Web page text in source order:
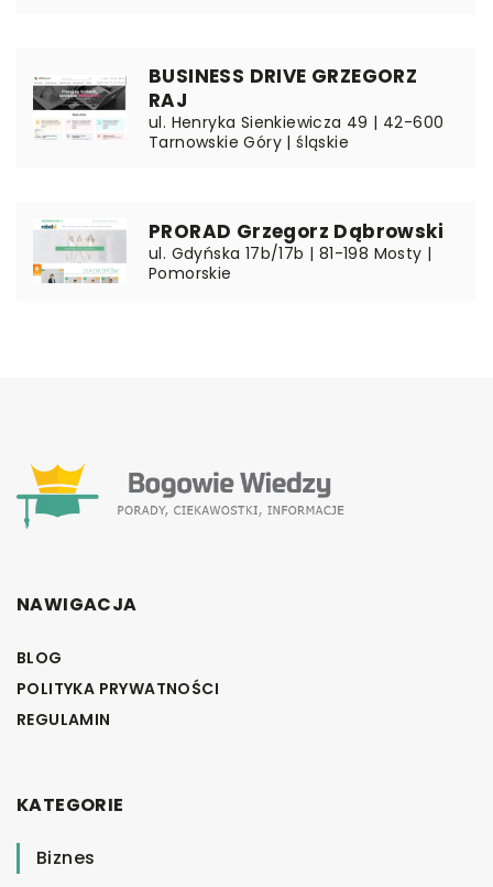
BUSINESS DRIVE GRZEGORZ
RAJ
ul. Henryka Sienkiewicza 49 | 42-600
Tarnowskie Góry | śląskie
PRORAD Grzegorz Dąbrowski
ul. Gdyńska 17b/17b | 81-198 Mosty |
Pomorskie
NAWIGACJA
BLOG
POLITYKA PRYWATNOŚCI
REGULAMIN
KATEGORIE
Biznes